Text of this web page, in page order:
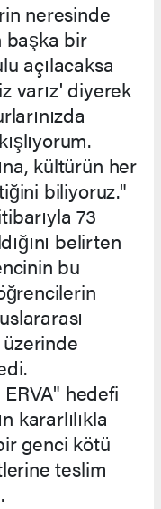
neresinde
başka bir
açılacaksa
varız' diyerek
kültürün her
biliyoruz."
73
belirten
bu
hedefi
kararlılıkla
genci kötü
teslim